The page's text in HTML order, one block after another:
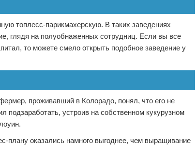
топлесс-парикмахерскую. В таких заведениях
глядя на полуобнаженных сотрудниц. Если вы все
то можете смело открыть подобное заведение у
проживавший в Колорадо, понял, что его не
подзаработать, устроив на собственном кукурузном
плану оказались намного выгоднее, чем выращивание